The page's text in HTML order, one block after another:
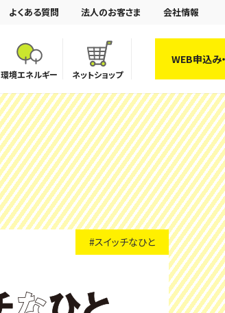
環境エネルギー ネットショップ
WEB申込み
よくある質問 法人のお客さま 会社情報
#スイッチなひと